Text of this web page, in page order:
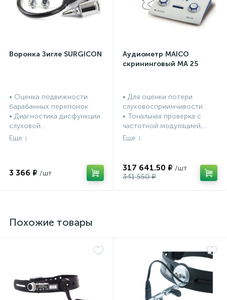
Воронка Зигле SURGICON
• Оценка подвижности
барабанных перепонок.
• Диагностика дисфункции
слуховой...
3 366 ₽
Аудиометр MAICO
скрининговый МА 25
• Для оценки потери
слуховосприимчивости.
• Тональная проверка с
частотной модуляцией,...
317 641.50 ₽
341 550 ₽
Похожие товары